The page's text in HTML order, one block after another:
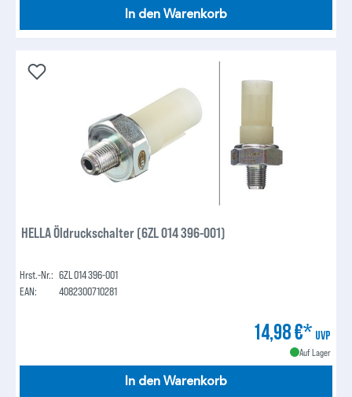
In den Warenkorb
HELLA Öldruckschalter (6ZL 014 396-001)
Hrst.-Nr.: 6ZL 014 396-001
EAN:
4082300710281
14,98 €* UVP
Auf Lager
In den Warenkorb